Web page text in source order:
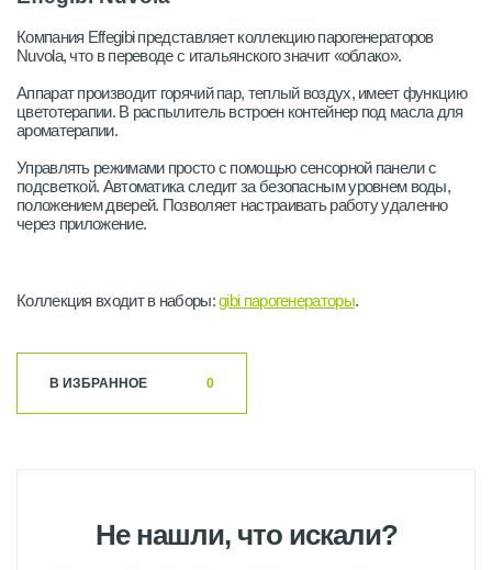
Компания Effegibi представляет коллекцию парогенераторов
Nuvola, что в переводе с итальянского значит «облако».
Аппарат производит горячий пар, теплый воздух, имеет функцию
цветотерапии. В распылитель встроен контейнер под масла для
ароматерапии.
Управлять режимами просто с помощью сенсорной панели с
подсветкой. Автоматика следит за безопасным уровнем воды,
положением дверей. Позволяет настраивать работу удаленно
через приложение.
Коллекция входит в наборы:gibi парогенераторы.
В ИЗБРАННОЕ 0
Не нашли, что искали?